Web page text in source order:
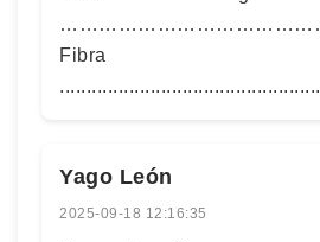
Fibra
Yago León
2025-09-18 12:16:35